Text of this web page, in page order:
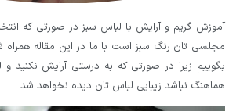
آموزش گریم و آرایش با لباس سبز در صورتی که
مجلسی تان رنگ سبز است با ما در این مقاله همراه
بگوییم زیرا در صورتی که به درستی آرایش نکنید و
هماهنگ نباشد زیبایی لباس تان دیده نخواهد شد.